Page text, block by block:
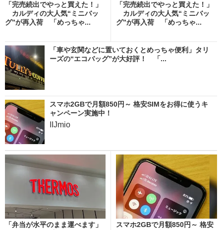
「完売続出でやっと買えた！」
カルディの大人気“ミニバッ
グ”が再入荷 「めっちゃ...
「完売続出でやっと買えた！」
カルディの大人気“ミニバッ
グ”が再入荷 「めっちゃ...
「車や玄関などに置いておくとめっちゃ便利」タリ
ーズの“エコバッグ”が大好評！ 「...
スマホ2GBで月額850円～ 格安SIMをお得に使うキ
ャンペーン実施中！
IIJmio
「弁当が水平のまま運べます」
スマホ2GBで月額850円～ 格安